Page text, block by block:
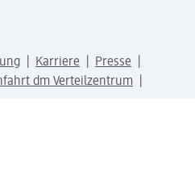
Karriere
Presse
dm Verteilzentrum